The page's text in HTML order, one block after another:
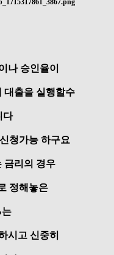
나 승인율이
대출을 실행할수
다
청가능 하구요
금리의 경우
정해놓은
는
시고 신중히